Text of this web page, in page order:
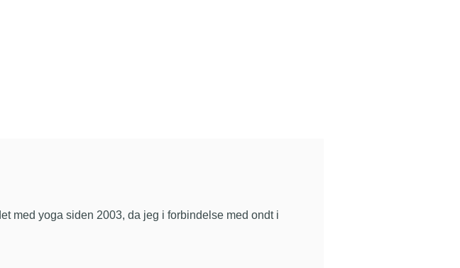
med yoga siden 2003, da jeg i forbindelse med ondt i